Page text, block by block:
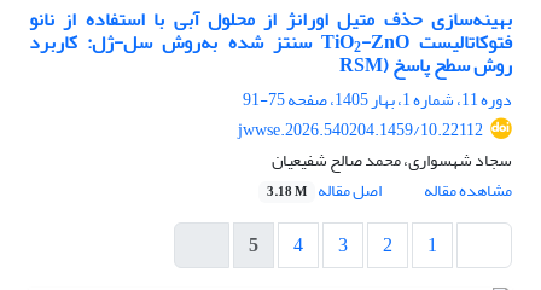
بهینهسازی حذف متیل اورانژ از محلول‌ آبی بااستفاده از نانو
فتوکاتالیست TiO2-ZnO سنتز شده بهروش سل-ژل: کاربرد
روش سطح پاسخ(
RSM
دوره 11، شماره 1، بهار 1405، صفحه
75-91
10.22112/jwwse.2026.540204.1459
سجاد شهسواری، محمد صالح شفیعیان
مشاهده مقاله
اصل مقاله 3.18 M
1
2
3
4
5